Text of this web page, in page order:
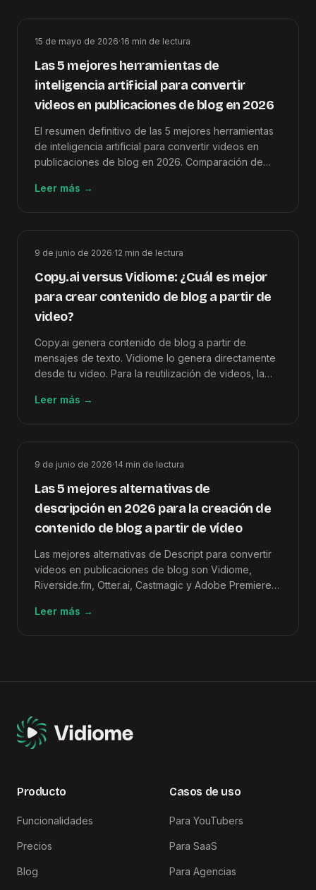
15 de mayo de 2026·16 min de lectura
Las 5 mejores herramientas de
inteligencia artificial para convertir
videos en publicaciones de blog en 2026
El resumen definitivo de las 5 mejores herramientas
de inteligencia artificial para convertir videos en
publicaciones de blog en 2026. Comparación de
correcta.
Leer más →
9 de junio de 2026·12 min de lectura
Copy.ai versus Vidiome: ¿Cuál es mejor
para crear contenido de blog a partir de
video?
Copy.ai genera contenido de blog a partir de
mensajes de texto. Vidiome lo genera directamente
desde tu video. Para la reutilización de videos, la
la opción más rápida y precisa.
Leer más →
9 de junio de 2026·14 min de lectura
Las 5 mejores alternativas de
descripción en 2026 para la creación de
contenido de blog a partir de vídeo
Las mejores alternativas de Descript para convertir
vídeos en publicaciones de blog son Vidiome,
Riverside.fm, Otter.ai, Castmagic y Adobe Premiere
a artículo.
Leer más →
Producto
Funcionalidades
Precios
Blog
Casos de uso
Para YouTubers
Para SaaS
Para Agencias